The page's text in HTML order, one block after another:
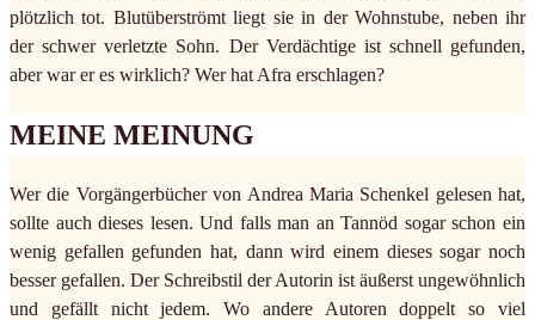
plötzlich tot. Blutüberströmt liegt sie in der Wohnstube, neben ihr
der schwer verletzte Sohn. Der Verdächtige ist schnell gefunden,
aber war er es wirklich? Wer hat Afra erschlagen?
MEINE MEINUNG
Wer die Vorgängerbücher von Andrea Maria Schenkel gelesen hat,
sollte auch dieses lesen. Und falls man an Tannöd sogar schon ein
wenig gefallen gefunden hat, dann wird einem dieses sogar noch
besser gefallen. Der Schreibstil der Autorin ist äußerst ungewöhnlich
und gefällt nicht jedem. Wo andere Autoren doppelt so viel